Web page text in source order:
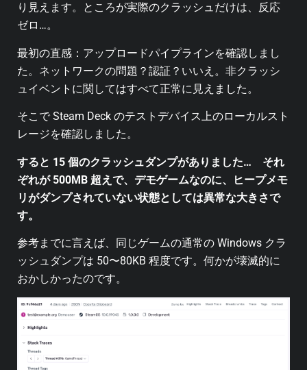
り見えます。ところが実際のクラッシュだけは、反応
ゼロ…。
最初の直感：アップロードパイプラインを確認しまし
た。ネットワークの問題？認証？いいえ。非クラッシ
ュイベントに関してはすべて正常に見えました。
そこで Steam Deck のテストデバイス上のローカルスト
レージを確認しました。
すると 15 個のクラッシュダンプがありました… それ
ぞれが 500MB 超えで、デモゲームなのに、ヒープメモ
リがダンプされていない状態としては異常な大きさで
す。
参考までに言えば、同じゲームの通常の Windows クラ
ッシュダンプは 50〜80KB 程度です。何かが壊滅的に
おかしかったのです。